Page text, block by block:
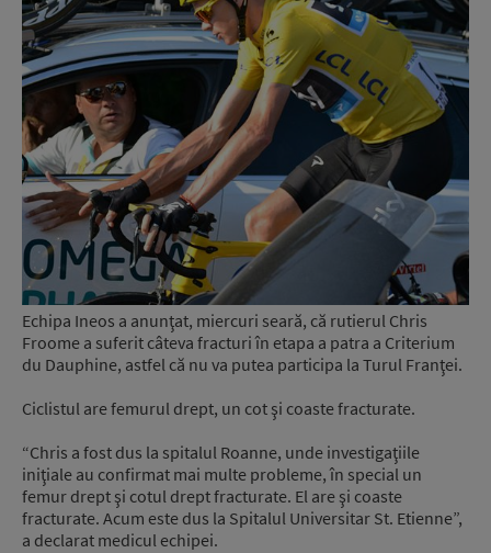
Echipa Ineos a anunţat, miercuri seară, că rutierul Chris
Froome a suferit câteva fracturi în etapa a patra a Criterium
du Dauphine, astfel că nu va putea participa la Turul Franţei.
Ciclistul are femurul drept, un cot şi coaste fracturate.
“Chris a fost dus la spitalul Roanne, unde investigaţiile
iniţiale au confirmat mai multe probleme, în special un
femur drept şi cotul drept fracturate. El are şi coaste
fracturate. Acum este dus la Spitalul Universitar St. Etienne”,
a declarat medicul echipei.